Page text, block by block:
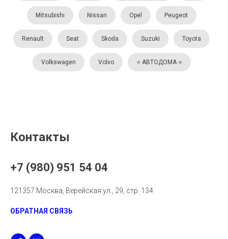
Mitsubishi Nissan Opel Peugeot
Renault Seat Skoda Suzuki Toyota
Volkswagen Volvo ⭐️ АВТОДОМА ⭐️
Контакты
+7 (980) 951 54 04
121357 Москва, Верейская ул., 29, стр. 134
ОБРАТНАЯ СВЯЗЬ